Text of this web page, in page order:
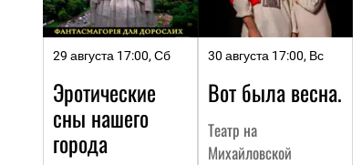
29 августа 17:00, Сб
Эротические
сны нашего
города
30 августа 17:00, Вс
Вот была весна.
Театр на
Михайловской